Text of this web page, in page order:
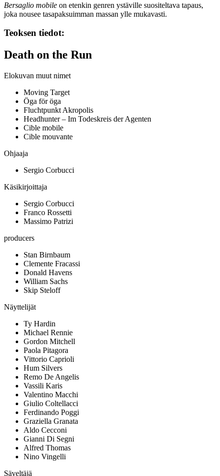
Bersaglio mobile on etenkin genren ystäville suositeltava tapaus,
joka nousee tasapaksuimman massan ylle mukavasti.
Teoksen tiedot:
Death on the Run
Elokuvan muut nimet
Moving Target
Öga för öga
Fluchtpunkt Akropolis
Headhunter – Im Todeskreis der Agenten
Cible mobile
Cible mouvante
Ohjaaja
Sergio Corbucci
Käsikirjoittaja
Sergio Corbucci
Franco Rossetti
Massimo Patrizi
producers
Stan Birnbaum
Clemente Fracassi
Donald Havens
William Sachs
Skip Steloff
Näyttelijät
Ty Hardin
Michael Rennie
Gordon Mitchell
Paola Pitagora
Vittorio Caprioli
Hum Silvers
Remo De Angelis
Vassili Karis
Valentino Macchi
Giulio Coltellacci
Ferdinando Poggi
Graziella Granata
Aldo Cecconi
Gianni Di Segni
Alfred Thomas
Nino Vingelli
Säveltäjä